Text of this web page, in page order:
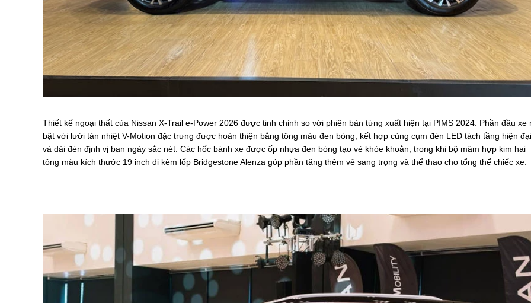
Thiết kế ngoại thất của Nissan X-Trail e-Power 2026 được tinh chỉnh so với phiên bản từng xuất hiện tại PIMS 2024. Phần đầu xe
bật với lưới tản nhiệt V-Motion đặc trưng được hoàn thiện bằng tông màu đen bóng, kết hợp cùng cụm đèn LED tách tầng hiện đại
và dải đèn định vị ban ngày sắc nét. Các hốc bánh xe được ốp nhựa đen bóng tạo vẻ khỏe khoắn, trong khi bộ mâm hợp kim hai
tông màu kích thước 19 inch đi kèm lốp Bridgestone Alenza góp phần tăng thêm vẻ sang trọng và thể thao cho tổng thể chiếc xe.